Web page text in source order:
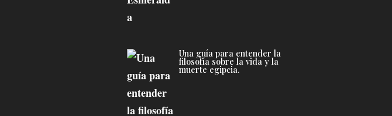
Una guía para entender la
filosofía sobre la vida y la
muerte egipcia.